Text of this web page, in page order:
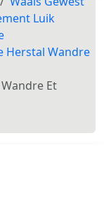
Luik
Herstal Wandre
Et